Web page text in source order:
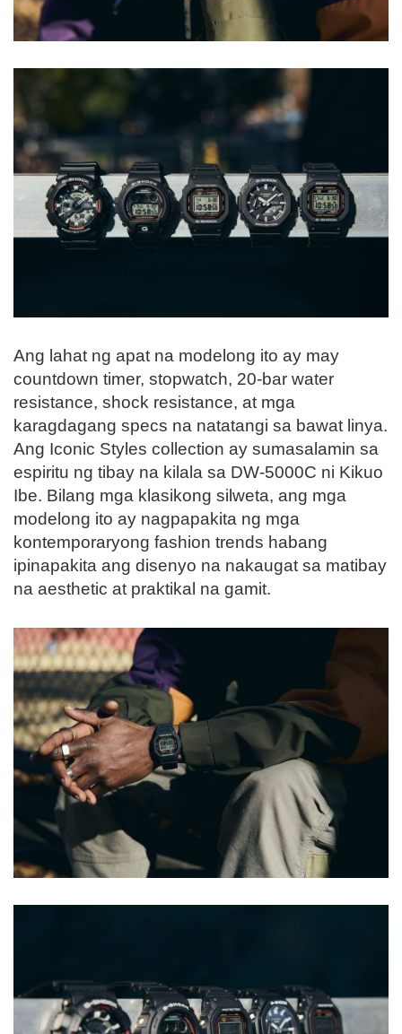
Ang lahat ng apat na modelong ito ay may
countdown timer, stopwatch, 20-bar water
resistance, shock resistance, at mga
karagdagang specs na natatangi sa bawat linya.
Ang Iconic Styles collection ay sumasalamin sa
espiritu ng tibay na kilala sa DW-5000C ni Kikuo
Ibe. Bilang mga klasikong silweta, ang mga
modelong ito ay nagpapakita ng mga
kontemporaryong fashion trends habang
ipinapakita ang disenyo na nakaugat sa matibay
na aesthetic at praktikal na gamit.